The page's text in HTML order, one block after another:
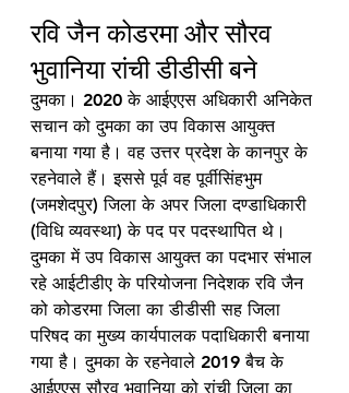
रवि जैन कोडरमा और सौरव
भुवानिया रांची डीडीसी बने
दुमका। 2020 के आईएएस अधिकारी अनिकेत
सचान को दुमका का उप विकास आयुक्त
बनाया गया है। वह उत्तर प्रदेश के कानपुर के
रहनेवाले हैं। इससे पूर्व वह पूर्वीसिंहभुम
(जमशेदपुर) जिला के अपर जिला दण्डाधिकारी
(विधि व्यवस्था) के पद पर पदस्थापित थे।
दुमका में उप विकास आयुक्त का पदभार संभाल
रहे आईटीडीए के परियोजना निदेशक रवि जैन
को कोडरमा जिला का डीडीसी सह जिला
परिषद का मुख्य कार्यपालक पदाधिकारी बनाया
गया है। दुमका के रहनेवाले 2019 बैच के
आईएएस सौरव भुवानिया को रांची जिला का